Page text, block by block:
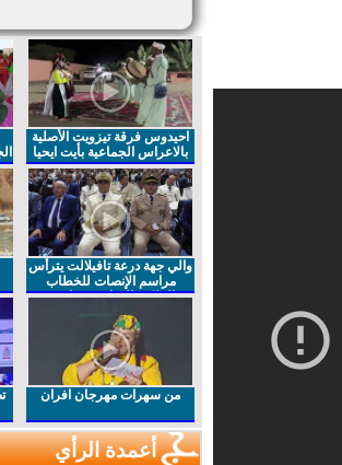
احيدوس فرقة تيزويت الأصلية
بالاعراس الجماعية بأيت ايحيا
والي جهة درعة تافيلالت يترأس
مراسم الإنصات للخطاب
الملكي السامي بمناسبة
من سهرات مهرجان افران
أعمدة الرأي